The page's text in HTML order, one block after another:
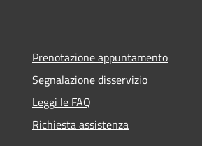
Prenotazione appuntamento
Segnalazione disservizio
Leggi le FAQ
Richiesta assistenza